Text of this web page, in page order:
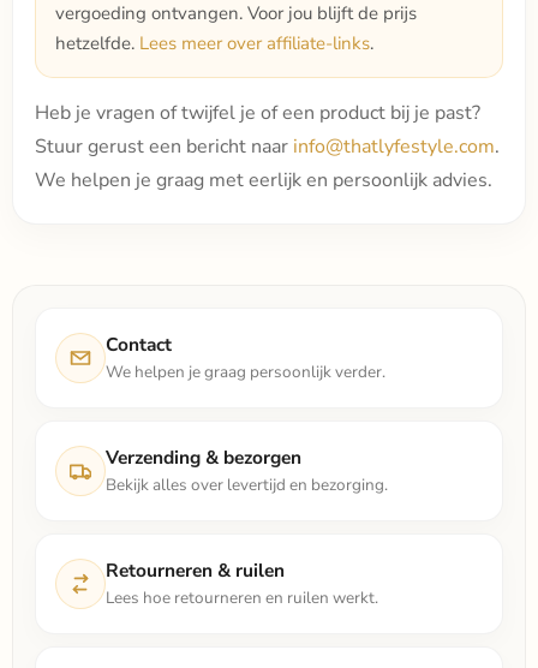
vergoeding ontvangen. Voor jou blijft de prijs
hetzelfde. Lees meer over affiliate-links.
Heb je vragen of twijfel je of een product bij je past?
Stuur gerust een bericht naar info@thatlyfestyle.com.
We helpen je graag met eerlijk en persoonlijk advies.
Contact
We helpen je graag persoonlijk verder.
Verzending & bezorgen
Bekijk alles over levertijd en bezorging.
Retourneren & ruilen
Lees hoe retourneren en ruilen werkt.